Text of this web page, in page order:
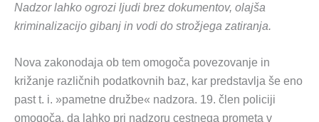
Nadzor lahko ogrozi ljudi brez dokumentov, olajša
kriminalizacijo gibanj in vodi do strožjega zatiranja.
Nova zakonodaja ob tem omogoča povezovanje in
križanje različnih podatkovnih baz, kar predstavlja še eno
past t. i. »pametne družbe« nadzora. 19. člen policiji
omogoča, da lahko pri nadzoru cestnega prometa v